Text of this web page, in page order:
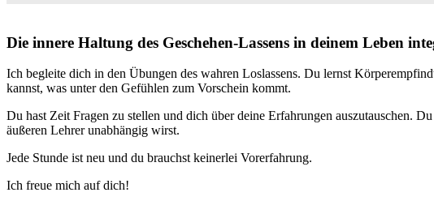
Die innere Haltung des Geschehen-Lassens in deinem Leben
Ich begleite dich in den Übungen des wahren Loslassens. Du lernst
kannst, was unter den Gefühlen zum Vorschein kommt.
Du hast Zeit Fragen zu stellen und dich über deine Erfahrungen auszutauschen.
äußeren Lehrer unabhängig wirst.
Jede Stunde ist neu und du brauchst keinerlei Vorerfahrung.
Ich freue mich auf dich!